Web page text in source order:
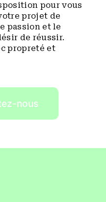
pour vous
projet de
passion et le
de réussir.
propreté et
nous